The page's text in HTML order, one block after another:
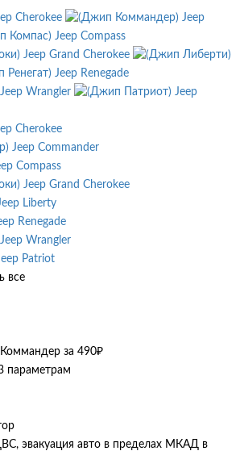
Cherokee
Jeep
Jeep Compass
Jeep Grand Cherokee
Jeep Renegade
Jeep Wrangler
Jeep
Cherokee
Jeep Commander
Compass
Jeep Grand Cherokee
Liberty
Renegade
Jeep Wrangler
Patriot
все
за 490₽
параметрам
эвакуация авто в пределах МКАД в